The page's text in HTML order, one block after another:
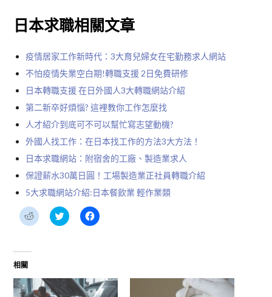
日本求職相關文章
疫情居家工作新時代：3大育兒婦女在宅勤務求人網站
不怕疫情失業空白期!轉職支援 2日免費研修
日本轉職支援 在日外國人3大轉職網站介紹
第二新卒好煩惱? 這裡教你工作怎麼找
人才紹介到底可不可以幫忙寫志望動機?
外國人找工作：在日本找工作的方法3大方法！
日本求職網站：附宿舍的工廠、製造業求人
保證薪水30萬日圓！工場製造業正社員轉職介紹
5大求職網站介紹:日本餐飲業 輕作業類
分
享
開
啟)
分
享
開
啟)
按
一
新
視
窗
相關